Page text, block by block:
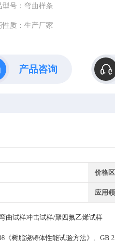
型号：弯曲样条
性质：生产厂家
产品咨询
价格
应用
曲试样冲击试样/聚四氟乙烯试样
《树脂浇铸体性能试验方法》、GB